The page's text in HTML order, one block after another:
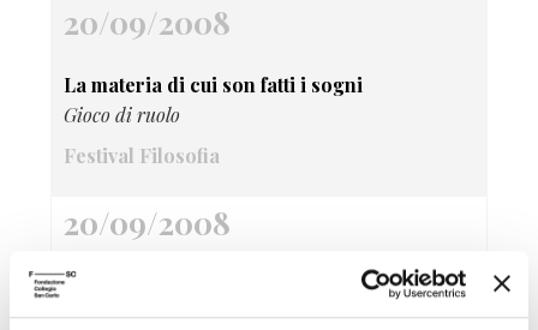
20/09/2008
La materia di cui son fatti i sogni
Gioco di ruolo
Festival Filosofia
20/09/2008
Eduardo Arroyo Fantomas e altre storie
dipinte